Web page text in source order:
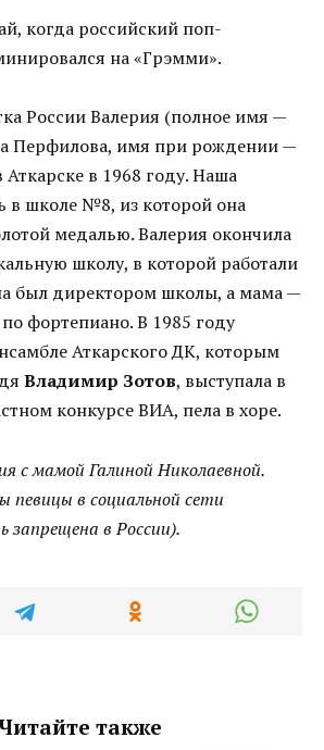
когда российский поп-
на «Грэмми».
России Валерия (полное имя —
Перфилова, имя при рождении —
в 1968 году. Наша
в школе №8, из которой она
медалью. Валерия окончила
школу, в которой работали
был директором школы, а мама —
фортепиано. В 1985 году
Аткарского ДК, которым
Владимир Зотов, выступала в
конкурсе ВИА, пела в хоре.
с мамой Галиной Николаевной.
певицы в социальной сети
запрещена в России).
Читайте также